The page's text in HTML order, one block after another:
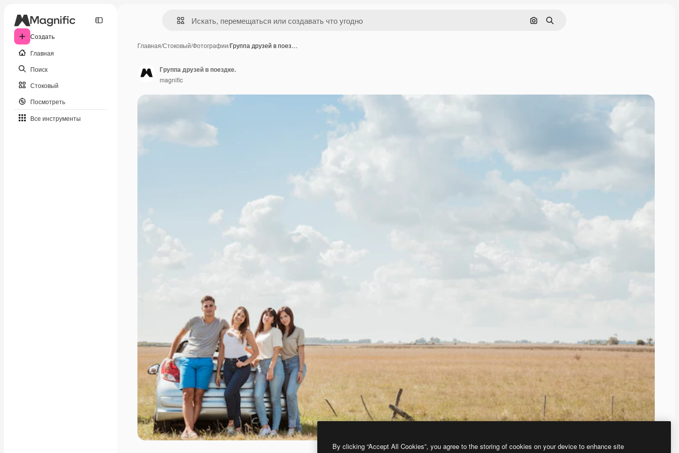
Создать
Главная
Поиск
Стоковый
Посмотреть
Все инструменты
Поиск по изображению
Поиск
Главная/Стоковый/Фотографии/Группа друзей в поез…
Группа друзей в поездке.
magnific
By clicking “Accept All Cookies”, you agree to the storing of cookies on your device to enhance site